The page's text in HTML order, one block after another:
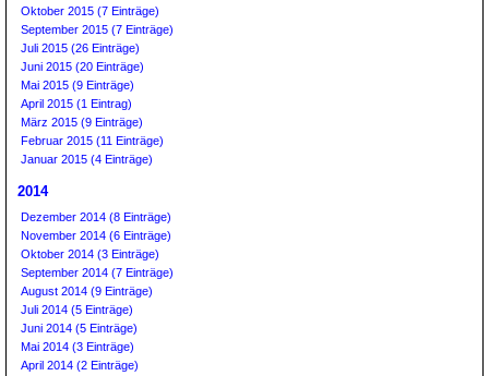
Oktober 2015 (7 Einträge)
September 2015 (7 Einträge)
Juli 2015 (26 Einträge)
Juni 2015 (20 Einträge)
Mai 2015 (9 Einträge)
April 2015 (1 Eintrag)
März 2015 (9 Einträge)
Februar 2015 (11 Einträge)
Januar 2015 (4 Einträge)
2014
Dezember 2014 (8 Einträge)
November 2014 (6 Einträge)
Oktober 2014 (3 Einträge)
September 2014 (7 Einträge)
August 2014 (9 Einträge)
Juli 2014 (5 Einträge)
Juni 2014 (5 Einträge)
Mai 2014 (3 Einträge)
April 2014 (2 Einträge)